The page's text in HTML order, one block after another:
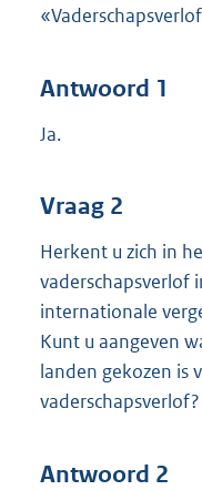
Antwoord 1
Ja.
Vraag 2
Herkent u zich in
vaderschapsverlof
internationale
Kunt u aangeven
landen gekozen is
vaderschapsverlof?
Antwoord 2